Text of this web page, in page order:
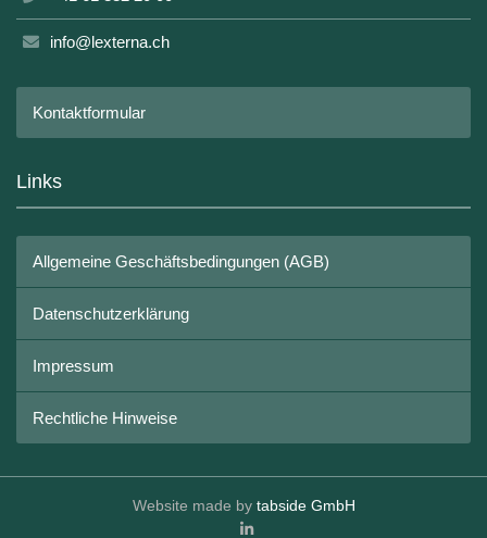
info@lexterna.ch
Kontaktformular
Links
Allgemeine Geschäftsbedingungen (AGB)
Datenschutzerklärung
Impressum
Rechtliche Hinweise
Website made by tabside GmbH